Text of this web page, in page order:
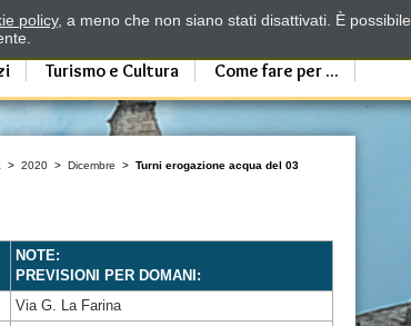
Turismo e Cultura Come fare per ...
> 2020 > Dicembre > Turni erogazione acqua del 03
NOTE:
PREVISIONI PER DOMANI:
Via G. La Farina
policy, a meno che non siano stati disattivati. È possibile